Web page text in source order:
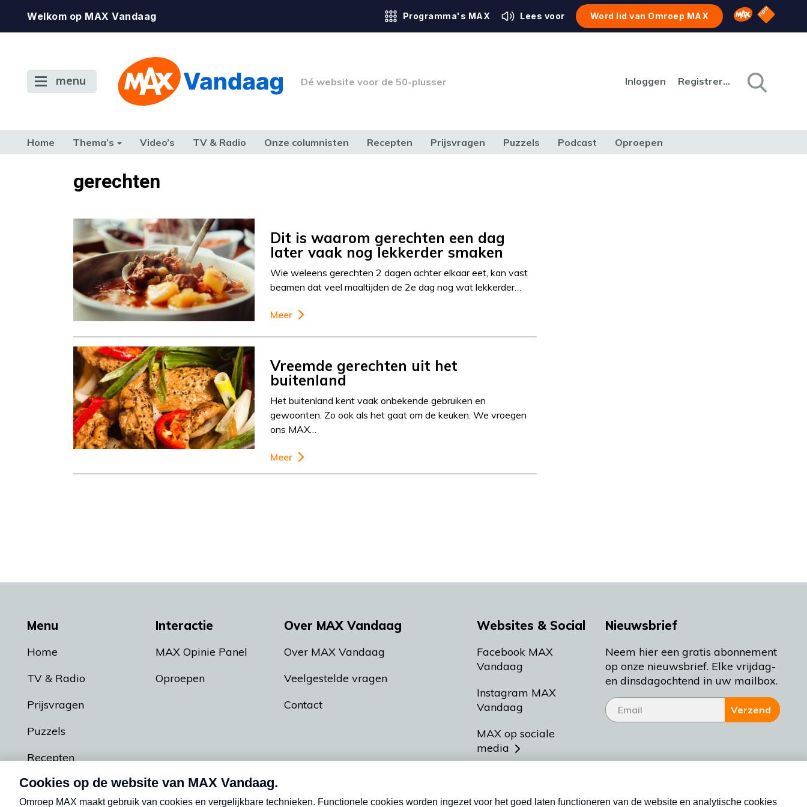
Welkom op MAX Vandaag Programma's MAX Lees voor Word lid van Omroep MAX Omroep MAX
NPO
menu Dé website voor de 50-plusser Inloggen Registreren
Home Thema’s Video’s TV & Radio Onze columnisten Recepten Prijsvragen Puzzels Podcast Oproepen
TERUG NAAR TOENgerechten
Dit is waarom gerechten een dag
later vaak nog lekkerder smaken
Wie weleens gerechten 2 dagen achter elkaar eet, kan vast
beamen dat veel maaltijden de 2e dag nog wat lekkerder…
Meer
Vreemde gerechten uit het
buitenland
Het buitenland kent vaak onbekende gebruiken en
gewoonten. Zo ook als het gaat om de keuken. We vroegen
ons MAX…
Meer
Menu
Home
TV & Radio
Prijsvragen
Puzzels
Recepten
Podcasts
Interactie
MAX Opinie Panel
Oproepen
Over MAX Vandaag
Over MAX Vandaag
Veelgestelde vragen
Contact
Websites & Social
Facebook MAX
Vandaag
Instagram MAX
Vandaag
MAX op sociale
media
Meldpunt Actueel
Nieuwsbrief
Neem hier een gratis abonnement
op onze nieuwsbrief. Elke vrijdag-
en dinsdagochtend in uw mailbox.
Verzend